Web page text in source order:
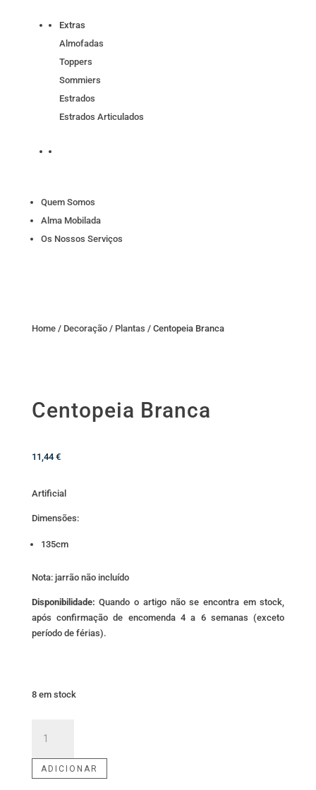
Extras
Almofadas
Toppers
Sommiers
Estrados
Estrados Articulados
Quem Somos
Alma Mobilada
Os Nossos Serviços
Home/ Decoração/ Plantas / Centopeia Branca
Centopeia Branca
11,44 €
Artificial
Dimensões:
135cm
Nota: jarrão não incluído
Disponibilidade:Quando o artigo não se encontra em stock,
após confirmação de encomenda 4 a 6 semanas (exceto
período de férias).
8 em stock
Centopeia
Branca
ADICIONAR